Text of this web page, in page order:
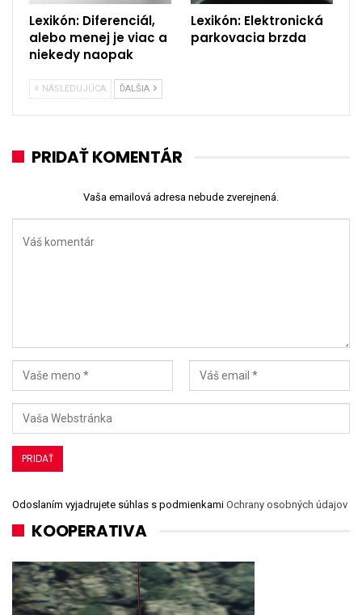
Lexikón: Diferenciál,
alebo menej je viac a
niekedy naopak
Lexikón: Elektronická
parkovacia brzda
NÁSLEDUJÚCA ĎALŠIA
PRIDAŤ KOMENTÁR
Vaša emailová adresa nebude zverejnená.
Odoslaním vyjadrujete súhlas s podmienkami Ochrany osobných údajov
KOOPERATIVA